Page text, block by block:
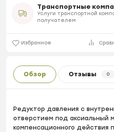
Транспортные
Услуги транспортной
получателем
Избранное
Обзор Отзывы 0
Редуктор давления с
отверстием под аксиальный
компенсационного действия